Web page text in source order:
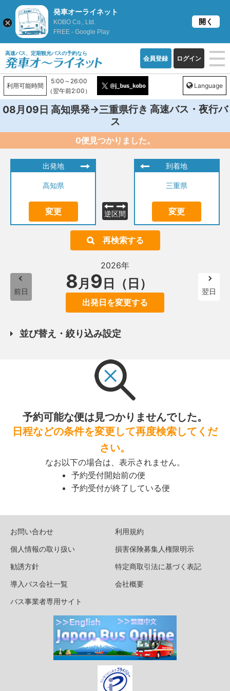
高速バス、定期観光バスの予約なら
会員登録 ログイン
利用可能時間
5:00～26:00
（翌午前2:00）
Language
08月09日 高知県発→三重県行き 高速バス・夜行バ
ス
0便見つかりました。
出発地
高知県
変更 逆区間
到着地
三重県
変更
再検索する
前日
2026年
8月 9 日（日）
出発日を変更する
翌日
並び替え・絞り込み設定
予約可能な便は見つかりませんでした。
日程などの条件を変更して再度検索してくだ
さい。
なお以下の場合は、表示されません。
予約受付開始前の便
予約受付が終了している便
お問い合わせ
利用規約
個人情報の取り扱い
損害保険募集人権限明示
勧誘方針
特定商取引法に基づく表記
導入バス会社一覧
会社概要
バス事業者専用サイト
発車オーライネット
KOBO Co., Ltd.
FREE - Google Play
開く